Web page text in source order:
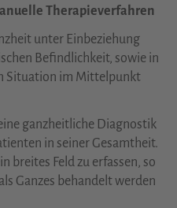
Therapieverfahren
unter Einbeziehung
Befindlichkeit, sowie in
Situation im Mittelpunkt
ganzheitliche Diagnostik
in seiner Gesamtheit.
breites Feld zu erfassen, so
Ganzes behandelt werden